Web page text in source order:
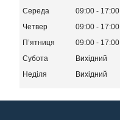
Середа
09:00
17:00
Четвер
09:00
17:00
Пʼятниця
09:00
17:00
Субота
Вихідний
Неділя
Вихідний